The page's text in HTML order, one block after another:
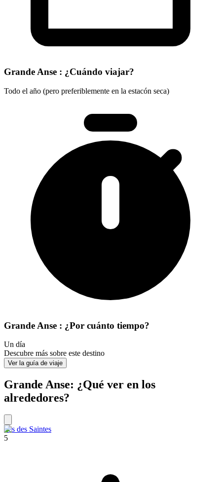
Grande Anse : ¿Cuándo viajar?
Todo el año (pero preferiblemente en la estacón seca)
Grande Anse : ¿Por cuánto tiempo?
Un día
Descubre más sobre este destino
Ver la guía de viaje
Grande Anse: ¿Qué ver en los
alrededores?
Iles des Saintes
5